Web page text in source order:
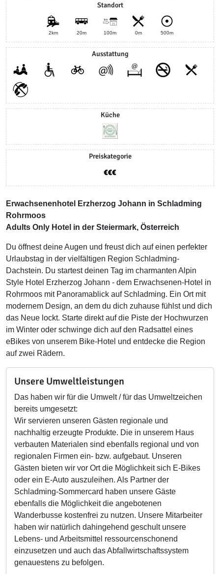
Standort
2km 20m 100m 0m 500m
Ausstattung
Küche
Preiskategorie
Erwachsenenhotel Erzherzog Johann in Schladming
Rohrmoos
Adults Only Hotel in der Steiermark, Österreich
Du öffnest deine Augen und freust dich auf einen perfekter
Urlaubstag in der vielfältigen Region Schladming-
Dachstein. Du startest deinen Tag im charmanten Alpin
Style Hotel Erzherzog Johann - dem Erwachsenen-Hotel in
Rohrmoos mit Panoramablick auf Schladming. Ein Ort mit
modernem Design, an dem du dich zuhause fühlst und dich
das Neue lockt. Starte direkt auf die Piste der Hochwurzen
im Winter oder schwinge dich auf den Radsattel eines
eBikes von unserem Bike-Hotel und entdecke die Region
auf zwei Rädern.
Unsere Umweltleistungen
Das haben wir für die Umwelt / für das Umweltzeichen
bereits umgesetzt:
Wir servieren unseren Gästen regionale und
nachhaltig erzeugte Produkte. Die in unserem Haus
verbauten Materialen sind ebenfalls regional und von
regionalen Firmen ein- bzw. aufgebaut. Unseren
Gästen bieten wir vor Ort die Möglichkeit sich E-Bikes
oder ein E-Auto auszuleihen. Als Partner der
Schladming-Sommercard haben unsere Gäste
ebenfalls die Möglichkeit die angebotenen
Wanderbusse kostenfrei zu nutzen. Unsere Mitarbeiter
haben wir natürlich dahingehend geschult unsere
Lebens- und Arbeitsmittel ressourcenschonend
einzusetzen und auch das Abfallwirtschaftssystem
genauestens zu befolgen.